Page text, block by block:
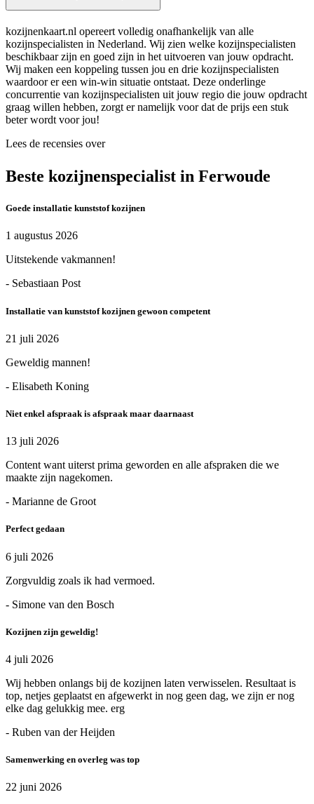
kozijnenkaart.nl opereert volledig onafhankelijk van alle
kozijnspecialisten in Nederland. Wij zien welke kozijnspecialisten
beschikbaar zijn en goed zijn in het uitvoeren van jouw opdracht.
Wij maken een koppeling tussen jou en drie kozijnspecialisten
waardoor er een win-win situatie ontstaat. Deze onderlinge
concurrentie van kozijnspecialisten uit jouw regio die jouw opdracht
graag willen hebben, zorgt er namelijk voor dat de prijs een stuk
beter wordt voor jou!
Lees de recensies over
Beste kozijnenspecialist in Ferwoude
Goede installatie kunststof kozijnen
1 augustus 2026
Uitstekende vakmannen!
- Sebastiaan Post
Installatie van kunststof kozijnen gewoon competent
21 juli 2026
Geweldig mannen!
- Elisabeth Koning
Niet enkel afspraak is afspraak maar daarnaast
13 juli 2026
Content want uiterst prima geworden en alle afspraken die we
maakte zijn nagekomen.
- Marianne de Groot
Perfect gedaan
6 juli 2026
Zorgvuldig zoals ik had vermoed.
- Simone van den Bosch
Kozijnen zijn geweldig!
4 juli 2026
Wij hebben onlangs bij de kozijnen laten verwisselen. Resultaat is
top, netjes geplaatst en afgewerkt in nog geen dag, we zijn er nog
elke dag gelukkig mee. erg
- Ruben van der Heijden
Samenwerking en overleg was top
22 juni 2026